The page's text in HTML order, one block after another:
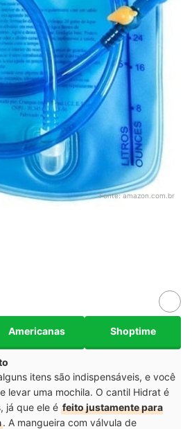
Fonte:amazon.com.br
Americanas Shoptime
itens são indispensáveis, e você
levar uma mochila. O cantil Hidrat é
já que ele é feito justamente para
. A mangueira com válvula de